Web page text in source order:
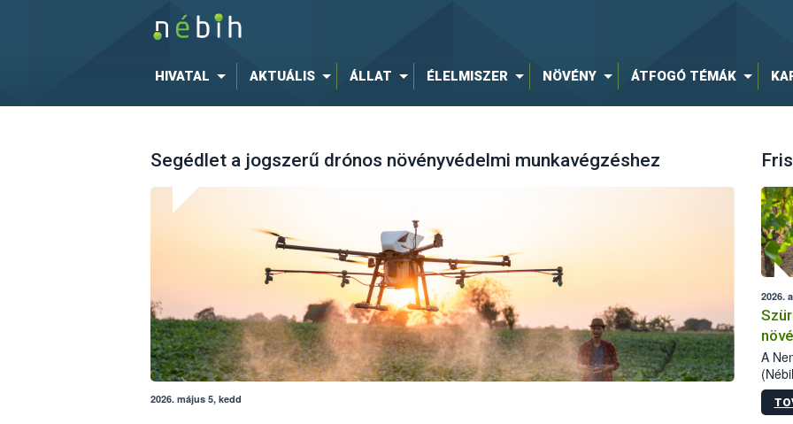
HIVATAL AKTUÁLIS ÁLLAT ÉLELMISZER NÖVÉNY ÁTFOGÓ TÉMÁK
Segédlet a jogszerű drónos növényvédelmi munkavégzéshez
2026. május 5, kedd
2026.
A